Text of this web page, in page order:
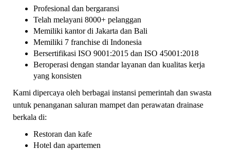
Profesional dan bergaransi
Telah melayani 8000+ pelanggan
Memiliki kantor di Jakarta dan Bali
Memiliki 7 franchise di Indonesia
Bersertifikasi ISO 9001:2015 dan ISO 45001:2018
Beroperasi dengan standar layanan dan kualitas kerja
yang konsisten
Kami dipercaya oleh berbagai instansi pemerintah dan swasta
untuk penanganan saluran mampet dan perawatan drainase
berkala di:
Restoran dan kafe
Hotel dan apartemen